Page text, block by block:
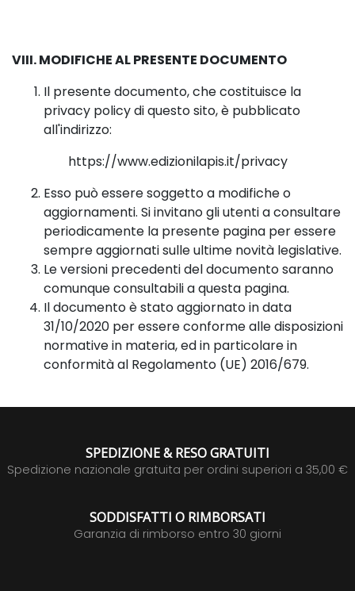
VIII. MODIFICHE AL PRESENTE DOCUMENTO
Il presente documento, che costituisce la
privacy policy di questo sito, è pubblicato
all'indirizzo:
https://www.edizionilapis.it/privacy
Esso può essere soggetto a modifiche o
aggiornamenti. Si invitano gli utenti a consultare
periodicamente la presente pagina per essere
sempre aggiornati sulle ultime novità legislative.
Le versioni precedenti del documento saranno
comunque consultabili a questa pagina.
Il documento è stato aggiornato in data
31/10/2020 per essere conforme alle disposizioni
normative in materia, ed in particolare in
conformità al Regolamento (UE) 2016/679.
SPEDIZIONE & RESO GRATUITI
Spedizione nazionale gratuita per ordini superiori a 35,00 €
SODDISFATTI O RIMBORSATI
Garanzia di rimborso entro 30 giorni